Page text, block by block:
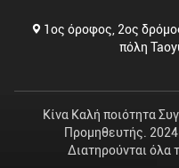
1ος όροφος, 2ος
πόλη
Κίνα Καλή ποιότητα
Προμηθευτής.
Διατηρούνται όλα